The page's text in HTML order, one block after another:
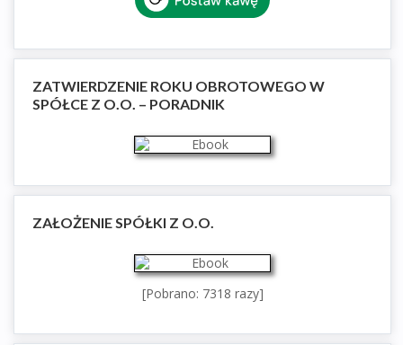
ZATWIERDZENIE ROKU OBROTOWEGO W
SPÓŁCE Z O.O. – PORADNIK
ZAŁOŻENIE SPÓŁKI Z O.O.
[Pobrano: 7318 razy]